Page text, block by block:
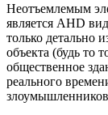
Неотъемлемым
является AHD
только детально
объекта (будь то
общественное
реального